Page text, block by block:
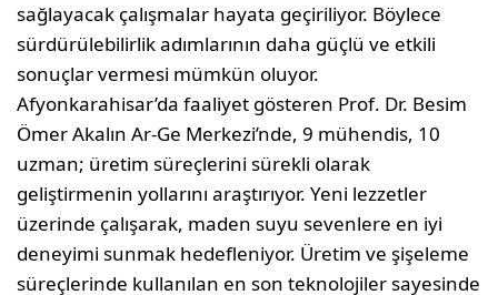
sağlayacak çalışmalar hayata geçiriliyor. Böylece
sürdürülebilirlik adımlarının daha güçlü ve etkili
sonuçlar vermesi mümkün oluyor.
Afyonkarahisar’da faaliyet gösteren Prof. Dr. Besim
Ömer Akalın Ar-Ge Merkezi’nde, 9 mühendis, 10
uzman; üretim süreçlerini sürekli olarak
geliştirmenin yollarını araştırıyor. Yeni lezzetler
üzerinde çalışarak, maden suyu sevenlere en iyi
deneyimi sunmak hedefleniyor. Üretim ve şişeleme
süreçlerinde kullanılan en son teknolojiler sayesinde